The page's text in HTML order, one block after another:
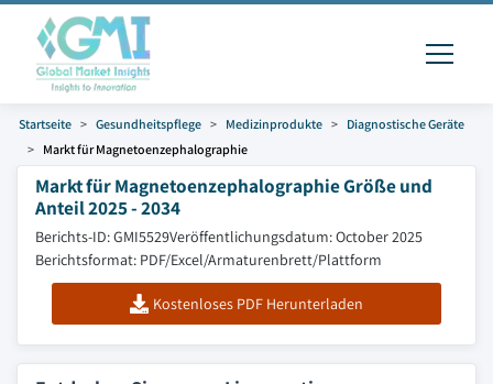
Startseite Gesundheitspflege Medizinprodukte
Diagnostische Geräte
Markt für Magnetoenzephalographie
Markt für Magnetoenzephalographie Größe und
Anteil 2025 - 2034
Berichts-ID: GMI5529Veröffentlichungsdatum: October 2025
Berichtsformat: PDF/Excel/Armaturenbrett/Plattform
Kostenloses PDF Herunterladen